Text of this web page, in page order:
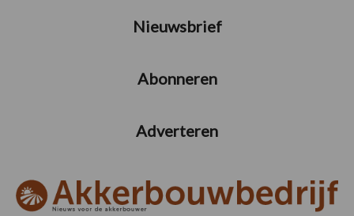
Nieuwsbrief
Abonneren
Adverteren